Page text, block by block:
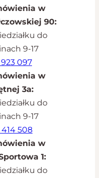
w
90:
do
9-17
097
w
3a:
do
9-17
508
w
1:
do